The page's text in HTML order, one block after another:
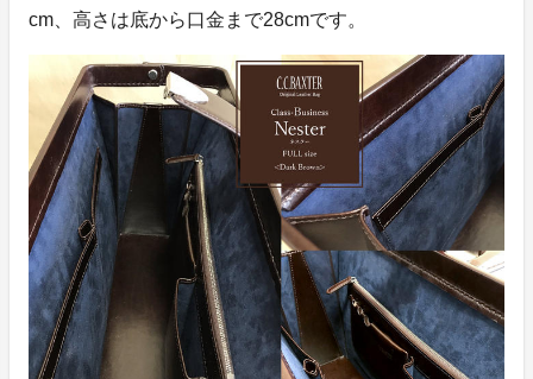
cm、高さは底から口金まで28cmです。